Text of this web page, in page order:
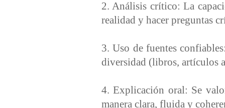
2. Análisis crítico: La
realidad y hacer preguntas
3. Uso de fuentes
diversidad (libros, artículos
4. Explicación oral: Se
manera clara, fluida y